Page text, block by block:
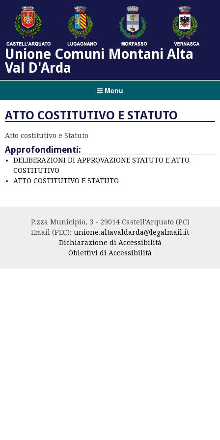
Unione Comuni Montani Alta
Val D'Arda
Menu
ATTO COSTITUTIVO E STATUTO
Atto costitutivo e Statuto
Approfondimenti:
DELIBERAZIONI DI APPROVAZIONE STATUTO E ATTO
COSTITUTIVO
ATTO COSTITUTIVO E STATUTO
P.zza Municipio, 3 - 29014 Castell'Arquato (PC)
Email (PEC): unione.altavaldarda@legalmail.it
Dichiarazione di Accessibilità
Obiettivi di Accessibilità